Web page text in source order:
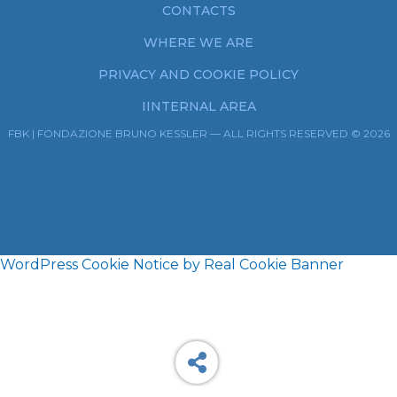
CONTACTS
WHERE WE ARE
PRIVACY AND COOKIE POLICY
IINTERNAL AREA
FBK | FONDAZIONE BRUNO KESSLER — ALL RIGHTS RESERVED © 2026
WordPress Cookie Notice by Real Cookie Banner